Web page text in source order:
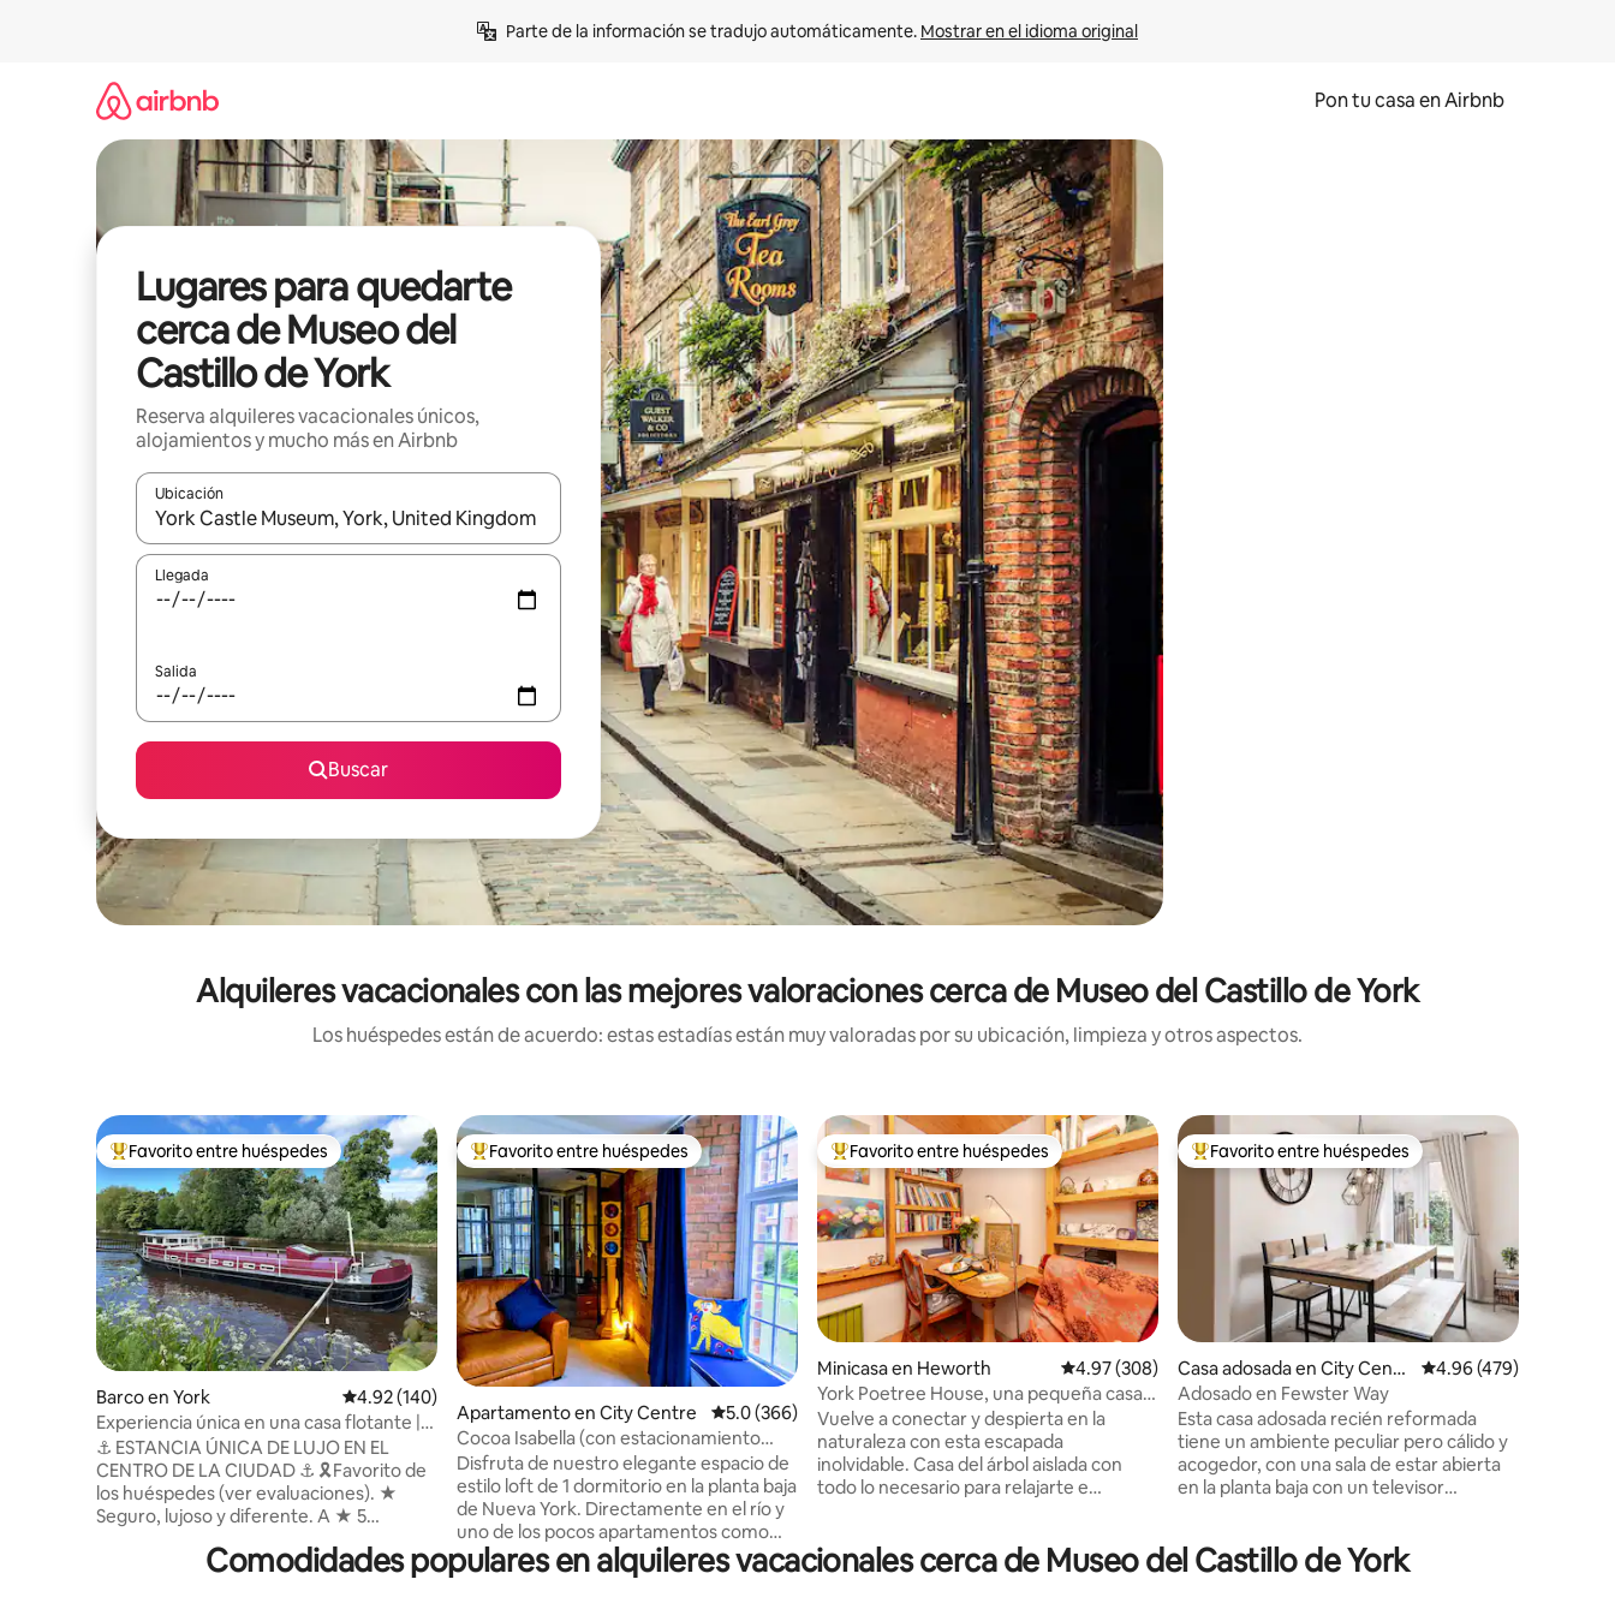
Parte de la información se tradujo automáticamente. Mostrar en el idioma original
Pon tu casa en Airbnb
Lugares para quedarte
cerca de Museo del
Castillo de York
Reserva alquileres vacacionales únicos,
alojamientos y mucho más en Airbnb
Ubicación
Cuando los resultados estén disponibles, navega con las teclas de flecha hacia arriba y hacia abajo o explora con el tacto o desliza el dedo.
Llegada
Salida
Buscar
Alquileres vacacionales con las mejores valoraciones cerca de Museo del Castillo de York
Los huéspedes están de acuerdo: estas estadías están muy valoradas por su ubicación, limpieza y otros aspectos.
Favorito entre huéspedes preferido
Favorito entre huéspedes
Barco en York Calificación promedio: 4.92 de 5, 140 reseñas
4.92 (140)
Experiencia única en una casa flotante |
Escapada al centro de la ciudad
⚓️ ESTANCIA ÚNICA DE LUJO EN EL
CENTRO DE LA CIUDAD ⚓️ 🎗️Favorito de
los huéspedes (ver evaluaciones). ★
Seguro, lujoso y diferente. A ★ 5
centro de York. A ★ pocos pasos de la
Favorito entre huéspedes preferido
Favorito entre huéspedes
Apartamento en City Centre Calificación promedio: 5.0 de 5, 366 reseñas
5.0 (366)
Cocoa Isabella (con estacionamiento
seguro asignado)
Disfruta de nuestro elegante espacio de
estilo loft de 1 dormitorio en la planta baja
de Nueva York. Directamente en el río y
uno de los pocos apartamentos como
este en la ciudad. ¡Mira cómo fluye el
agua desde tu asiento junto a la ventana,
Favorito entre huéspedes preferido
Favorito entre huéspedes
Minicasa en Heworth Calificación promedio: 4.97 de 5, 308 reseñas
4.97 (308)
York Poetree House, una pequeña casa
del árbol para una persona
Vuelve a conectar y despierta en la
naturaleza con esta escapada
inolvidable. Casa del árbol aislada con
todo lo necesario para relajarte e
tu anfitrión (un chef profesional) o
prueba uno de los muchos restaurantes
Favorito entre huéspedes preferido
Favorito entre huéspedes
Casa adosada en City Centr
e
Calificación promedio:
4.96 (479)
Adosado en Fewster Way
Esta casa adosada recién reformada
tiene un ambiente peculiar pero cálido y
acogedor, con una sala de estar abierta
en la planta baja con un televisor
personas. Situada en el corazón de York,
en una ubicación perfecta con
Comodidades populares en alquileres vacacionales cerca de Museo del Castillo de York